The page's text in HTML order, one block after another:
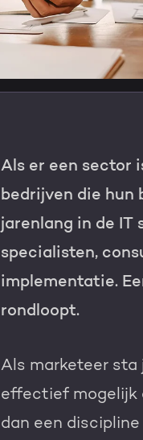
Als er een sector
bedrijven die hun
jarenlang in de IT
specialisten,
implementatie.
rondloopt.
Als marketeer sta
effectief mogelijk
dan een